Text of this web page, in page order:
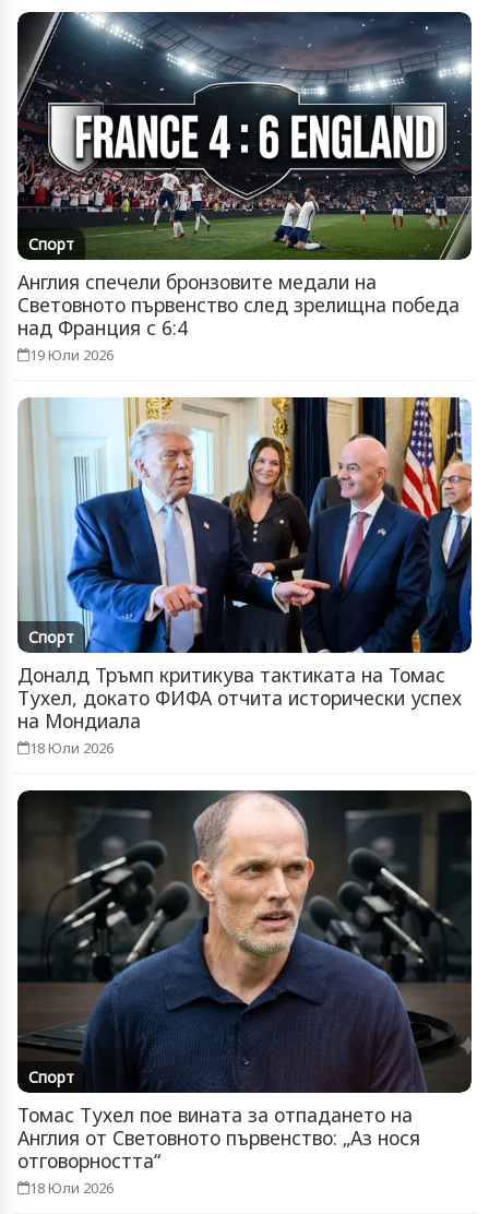
Спорт
Англия спечели бронзовите медали на
Световното първенство след зрелищна победа
над Франция с 6:4
19 Юли 2026
Спорт
Доналд Тръмп критикува тактиката на Томас
Тухел, докато ФИФА отчита исторически успех
на Мондиала
18 Юли 2026
Спорт
Томас Тухел пое вината за отпадането на
Англия от Световното първенство: „Аз нося
отговорността“
18 Юли 2026